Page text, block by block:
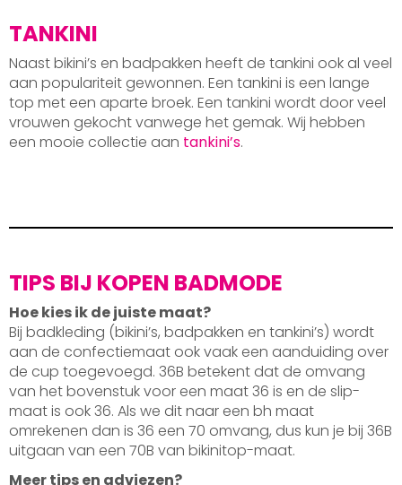
TANKINI
Naast bikini’s en badpakken heeft de tankini ook al veel
aan populariteit gewonnen. Een tankini is een lange
top met een aparte broek. Een tankini wordt door veel
vrouwen gekocht vanwege het gemak. Wij hebben
een mooie collectie aan tankini’s.
TIPS BIJ KOPEN BADMODE
Hoe kies ik de juiste maat?
Bij badkleding (bikini’s, badpakken en tankini’s) wordt
aan de confectiemaat ook vaak een aanduiding over
de cup toegevoegd. 36B betekent dat de omvang
van het bovenstuk voor een maat 36 is en de slip-
maat is ook 36. Als we dit naar een bh maat
omrekenen dan is 36 een 70 omvang, dus kun je bij 36B
uitgaan van een 70B van bikinitop-maat.
Meer tips en adviezen?